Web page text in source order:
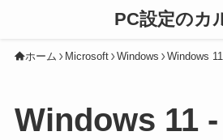
PC設定のカ
ホーム Microsoft Windows Windows 11
Windows 11